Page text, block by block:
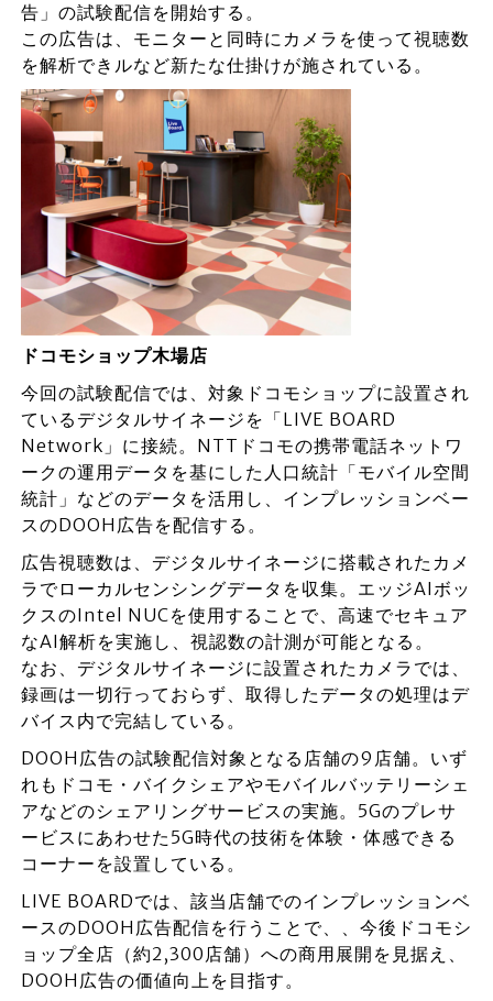
告」の試験配信を開始する。
この広告は、モニターと同時にカメラを使って視聴数
を解析できルなど新たな仕掛けが施されている。
ドコモショップ木場店
今回の試験配信では、対象ドコモショップに設置され
ているデジタルサイネージを「LIVE BOARD
Network」に接続。NTTドコモの携帯電話ネットワ
ークの運用データを基にした人口統計「モバイル空間
統計」などのデータを活用し、インプレッションベー
スのDOOH広告を配信する。
広告視聴数は、デジタルサイネージに搭載されたカメ
ラでローカルセンシングデータを収集。エッジAIボッ
クスのIntel NUCを使用することで、高速でセキュア
なAI解析を実施し、視認数の計測が可能となる。
なお、デジタルサイネージに設置されたカメラでは、
録画は一切行っておらず、取得したデータの処理はデ
バイス内で完結している。
DOOH広告の試験配信対象となる店舗の9店舗。いず
れもドコモ・バイクシェアやモバイルバッテリーシェ
アなどのシェアリングサービスの実施。5Gのプレサ
ービスにあわせた5G時代の技術を体験・体感できる
コーナーを設置している。
LIVE BOARDでは、該当店舗でのインプレッションベ
ースのDOOH広告配信を行うことで、、今後ドコモシ
ョップ全店（約2,300店舗）への商用展開を見据え、
DOOH広告の価値向上を目指す。